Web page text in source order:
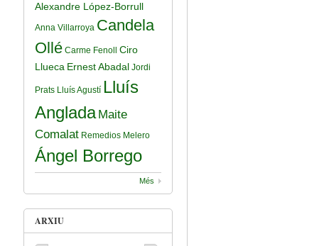
Alexandre López-Borrull
Anna Villarroya Candela
Ollé Carme Fenoll
Ciro
Llueca Ernest Abadal Jordi
Prats Lluís Agustí Lluís
Anglada Maite
Comalat Remedios Melero
Ángel Borrego
Més
ARXIU